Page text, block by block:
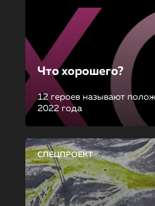
Что хорошего?
12 героев называют
2022 года
СПЕЦПРОЕКТ